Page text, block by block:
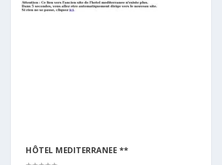
HÔTEL MEDITERRANEE **